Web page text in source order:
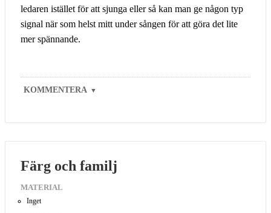
ledaren istället för att sjunga eller så kan man ge någon typ
signal när som helst mitt under sången för att göra det lite
mer spännande.
KOMMENTERA ▼
Färg och familj
MATERIAL
Inget